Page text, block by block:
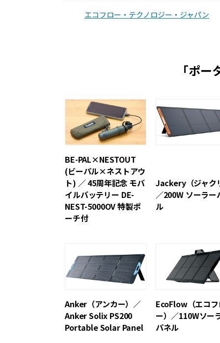
エコフロー・テクノロジー・ジャパン
「ポ
BE-PAL×NESTOUT
(ビーパル×ネストアウ
ト) ／ 45周年記念 モバ
イルバッテリー DE-
NEST-5000OV 特製ポ
ーチ付
Jackery（ジャク
／200W ソーラー
ル
Anker（アンカー）／
Anker Solix PS200
Portable Solar Panel
EcoFlow（エコ
ー）／110Wソー
パネル